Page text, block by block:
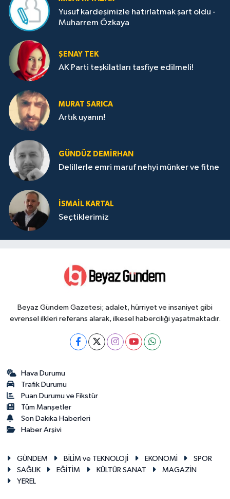
Yusuf kardeşimizle hatırlatmak şart oldu -
Muharrem Özkaya
ŞENAY TEK
AK Parti teşkilatları tasfiye edilmeli!
MURAT SARICA
Artık uyanın!
GÜNDÜZ DEMIRHAN
Delillerle emri maruf nehyi münker ve fitne
İSMAIL KARTAL
Seçtiklerimiz
Beyaz Gündem Gazetesi; adalet, hürriyet ve insaniyet gibi
evrensel ilkleri referans alarak, ilkesel haberciliği yaşatmaktadır.
Hava Durumu
Trafik Durumu
Puan Durumu ve Fikstür
Tüm Manşetler
Son Dakika Haberleri
Haber Arşivi
GÜNDEM BİLİM ve TEKNOLOJİ EKONOMİ
SPOR
SAĞLIK
EĞİTİM KÜLTÜR SANAT
MAGAZİN
YEREL